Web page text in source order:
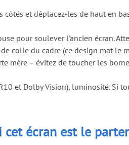
et déplacez-les de haut en
pour soulever l'ancien écran.
colle du cadre (ce design mat le
mère – évitez de toucher les
et Dolby Vision), luminosité. Si
écran est le